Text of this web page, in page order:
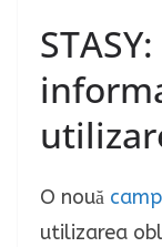
O nouă
utilizarea